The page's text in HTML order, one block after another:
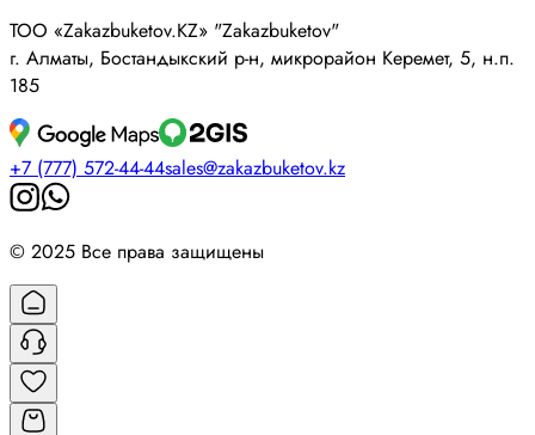
ТОО «Zakazbuketov.KZ» "Zakazbuketov"
г. Алматы, Бостандыкский р-н, микрорайон Керемет, 5, н.п.
185
+7 (777) 572-44-44sales@zakazbuketov.kz
© 2025 Все права защищены